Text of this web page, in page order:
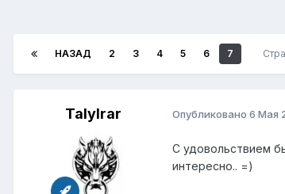
НАЗАД 2 3 4 5 6 7
Talylrar Опубликовано 6 Мая
С удовольствием
интересно.. =)